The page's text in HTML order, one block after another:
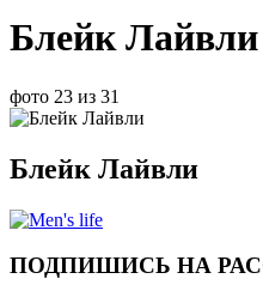
Блейк Лайвли
фото 23 из 31
Блейк Лайвли
ПОДПИШИСЬ НА